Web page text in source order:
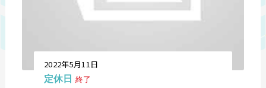
2022年5月11日
定休日 終了